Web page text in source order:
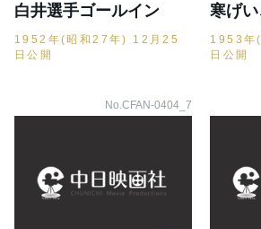
白井選手ゴールイン
1952年(昭和27年) 12月25
日公開
寒げい
1953年
日公開
No.CFAN-0404_7